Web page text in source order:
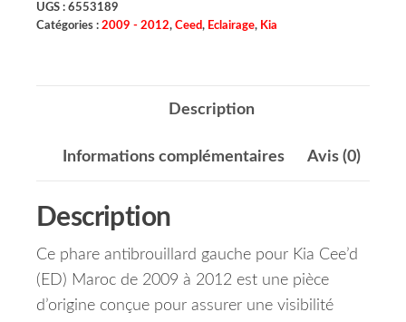
UGS : 6553189
Catégories : 2009 - 2012, Ceed, Eclairage, Kia
Description
Informations complémentaires Avis (0)
Description
Ce phare antibrouillard gauche pour Kia Cee’d
(ED) Maroc de 2009 à 2012 est une pièce
d’origine conçue pour assurer une visibilité